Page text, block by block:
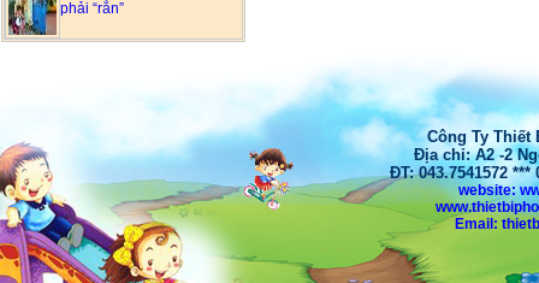
phải “rắn”
Công Ty Thiết
Địa chỉ: A2 -2
ĐT: 043.7541572 ***
website:
Email: